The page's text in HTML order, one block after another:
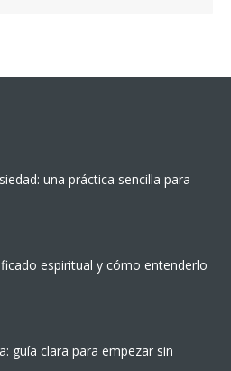
una práctica sencilla para
espiritual y cómo entenderlo
guía clara para empezar sin